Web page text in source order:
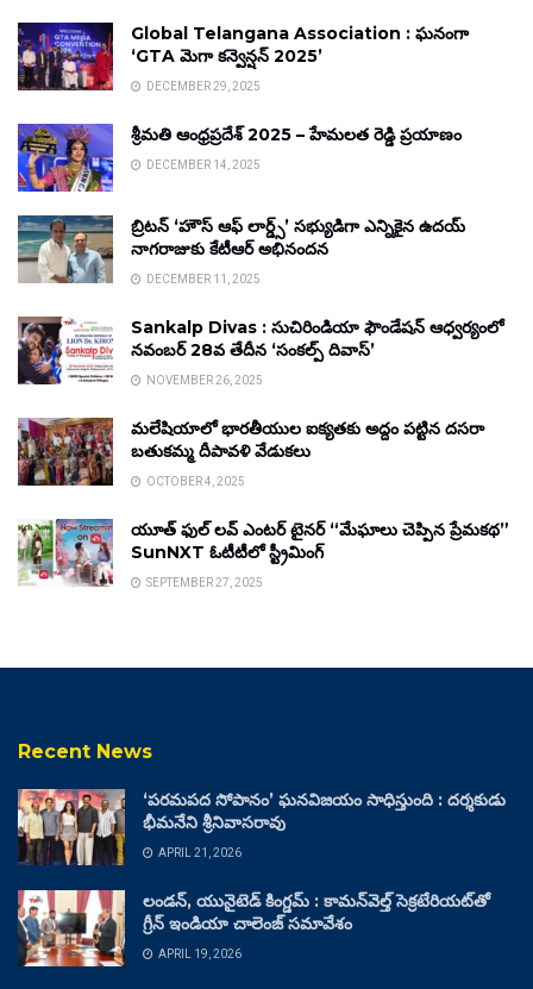
Global Telangana Association : ఘనంగా
‘GTA మెగా కన్వెన్షన్ 2025’
DECEMBER 29, 2025
శ్రీమతి ఆంధ్రప్రదేశ్ 2025 – హేమలత రెడ్డి ప్రయాణం
DECEMBER 14, 2025
బ్రిటన్ ‘హౌస్ ఆఫ్ లార్డ్స్’ సభ్యుడిగా ఎన్నికైన ఉదయ్
నాగరాజుకు కేటీఆర్ అభినందన
DECEMBER 11, 2025
Sankalp Divas : సుచిరిండియా ఫౌండేషన్ ఆధ్వర్యంలో
నవంబర్ 28వ తేదీన ‘సంకల్ప్ దివాస్’
NOVEMBER 26, 2025
మలేషియాలో భారతీయుల ఐక్యతకు అద్దం పట్టిన దసరా
బతుకమ్మ దీపావళి వేడుకలు
OCTOBER 4, 2025
యూత్ ఫుల్ లవ్ ఎంటర్ టైనర్ “మేఘాలు చెప్పిన ప్రేమకథ”
SunNXT ఓటీటీలో స్ట్రీమింగ్
SEPTEMBER 27, 2025
Recent News
‘పరమపద సోపానం’ ఘనవిజయం సాధిస్తుంది : దర్శకుడు
భీమనేని శ్రీనివాసరావు
APRIL 21, 2026
లండన్, యునైటెడ్ కింగ్డమ్ : కామన్‌వెల్త్ సెక్రటేరియట్‌తో
గ్రీన్ ఇండియా చాలెంజ్ సమావేశం
APRIL 19, 2026